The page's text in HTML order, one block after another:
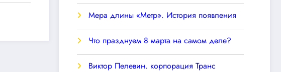
Мера длины «Метр». История появления
Что празднуем 8 марта на самом деле?
Виктор Пелевин. корпорация Транс